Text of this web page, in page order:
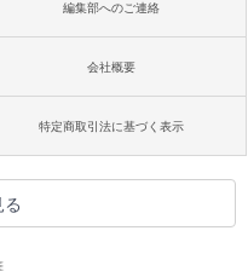
編集部へのご連絡
会社概要
特定商取引法に基づく表示
る